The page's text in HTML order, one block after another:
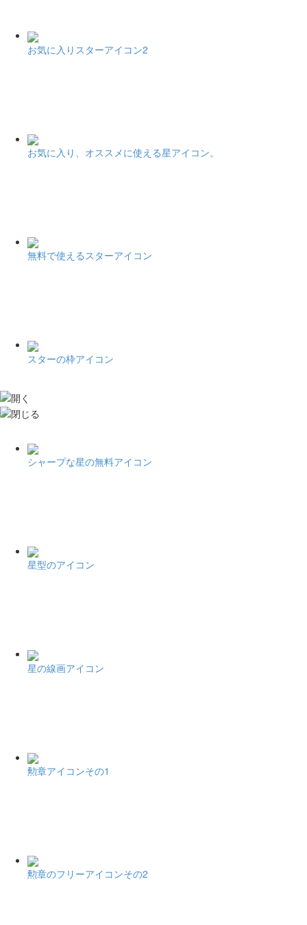
お気に入りスターアイコン2
お気に入り、オススメに使える星アイコン。
無料で使えるスターアイコン
スターの枠アイコン
シャープな星の無料アイコン
星型のアイコン
星の線画アイコン
勲章アイコンその1
勲章のフリーアイコンその2